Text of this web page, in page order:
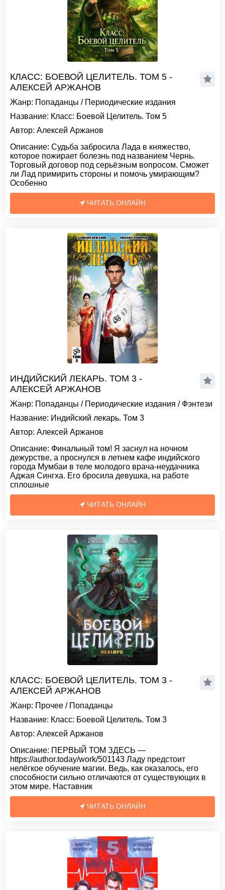
КЛАСС: БОЕВОЙ ЦЕЛИТЕЛЬ. ТОМ 5 -
АЛЕКСЕЙ АРЖАНОВ
Жанр: Попаданцы / Периодические издания
Название: Класс: Боевой Целитель. Том 5
Автор: Алексей Аржанов
Описание: Судьба забросила Лада в княжество,
которое пожирает болезнь под названием Чернь.
Торговый договор под серьёзным вопросом. Сможет
ли Лад примирить стороны и помочь умирающим?
Особенно
ЧИТАТЬ ОНЛАЙН
ИНДИЙСКИЙ ЛЕКАРЬ. ТОМ 3 -
АЛЕКСЕЙ АРЖАНОВ
Жанр: Попаданцы / Периодические издания / Фэнтези
Название: Индийский лекарь. Том 3
Автор: Алексей Аржанов
Описание: Финальный том! Я заснул на ночном
дежурстве, а проснулся в летнем кафе индийского
города Мумбаи в теле молодого врача-неудачника
Аджая Сингха. Его бросила девушка, на работе
сплошные
ЧИТАТЬ ОНЛАЙН
КЛАСС: БОЕВОЙ ЦЕЛИТЕЛЬ. ТОМ 3 -
АЛЕКСЕЙ АРЖАНОВ
Жанр: Прочее / Попаданцы
Название: Класс: Боевой Целитель. Том 3
Автор: Алексей Аржанов
Описание: ПЕРВЫЙ ТОМ ЗДЕСЬ —
https://author.today/work/501143 Ладу предстоит
нелёгкое обучение магии. Ведь, как оказалось, его
способности сильно отличаются от существующих в
этом мире. Наставник
ЧИТАТЬ ОНЛАЙН